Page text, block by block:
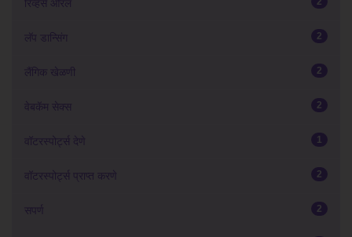
रिव्हर्स ओरल
लॅप डान्सिंग 2
लैंगिक खेळणी 2
वेबकॅम सेक्स 2
वॉटरस्पोर्ट्स देणे 1
वॉटरस्पोर्ट्स प्राप्त करणे 2
सपर्ण 2